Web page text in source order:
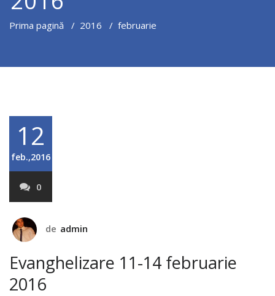
Prima pagină / 2016 / februarie
12
feb.,2016
0
de admin
Evanghelizare 11-14 februarie
2016